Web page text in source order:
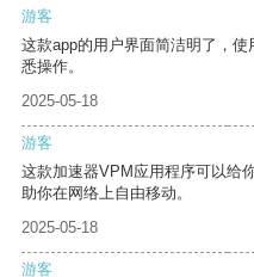
游客
这款app的用户界面简洁明了，
悉操作。
2025-05-18
游客
这款加速器VPM应用程序可以给
助你在网络上自由移动。
2025-05-18
游客